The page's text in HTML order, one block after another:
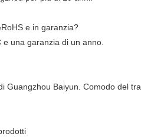
e in garanzia?
una garanzia di un anno.
Guangzhou Baiyun. Comodo del